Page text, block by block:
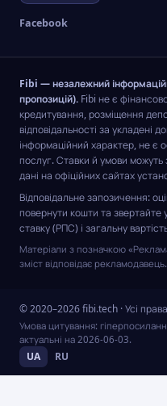
Facebook
Fibi — незалежний
пропозицій). Fibi не є
кредитування, розміщення
відповідальності за укладені
інформаційний характер, не є
послуг. Ставки й умови можуть
дані на офіційних сайтах
Відповідальне запозичення:
повернути кошти та звертайте
ставку (РПС) і загальну
Матеріали з позначкою
зміст відповідає рекламодавець.
© 2020–2026 fibi.tech · Усі
Умова цитування:
актуальні на 2026-06-03.
UA RU